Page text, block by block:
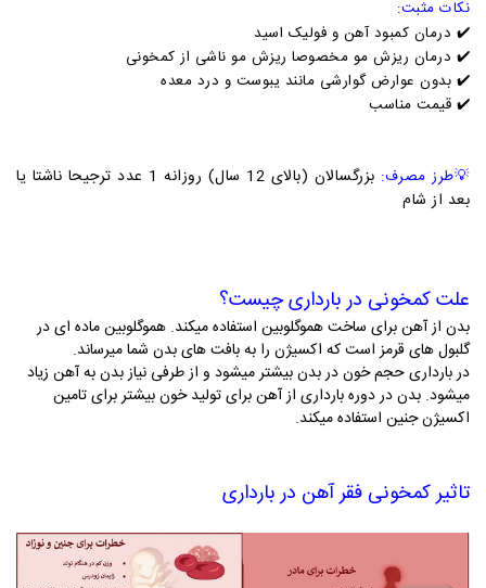
نکات مثبت:
✔️ درمان کمبود آهن و فولیک اسید
✔️ درمان ریزش مو مخصوصا ریزش مو ناشی از کمخونی
✔️ بدون عوارض گوارشی مانند یبوست و درد معده
✔️ قیمت مناسب
💡طرز مصرف:
بزرگسالان (بالای 12 سال) روزانه 1 عدد ترجیحا ناشتا یا
بعد از شام
علت کمخونی در بارداری چیست؟
بدن از آهن برای ساخت هموگلوبین استفاده میکند. هموگلوبین ماده ای در
گلبول های قرمز است که اکسیژن را به بافت های بدن شما میرساند.
در بارداری حجم خون در بدن بیشتر میشود و از طرفی نیاز بدن به آهن زیاد
میشود. بدن در دوره بارداری از آهن برای تولید خون بیشتر برای تامین
اکسیژن جنین استفاده میکند.
تاثیر کمخونی فقر آهن در بارداری